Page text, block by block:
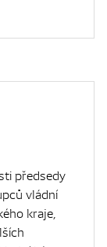
předsedy
vládní
kraje,